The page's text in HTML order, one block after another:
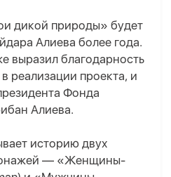
дикой природы» будет
Алиева более года.
выразил благодарность
реализации проекта, и
Фонда
Алиева.
историю двух
— «Женщины-